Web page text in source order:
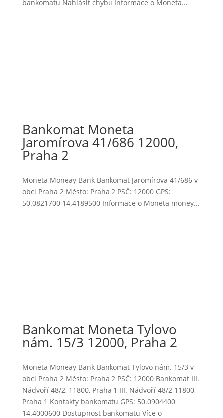
bankomatu Nahlásit chybu Informace o Moneta...
Bankomat Moneta
Jaromírova 41/686 12000,
Praha 2
Moneta Moneay Bank Bankomat Jaromírova 41/686 v
obci Praha 2 Město: Praha 2 PSČ: 12000 GPS:
50.0821700 14.4189500 Informace o Moneta money...
Bankomat Moneta Tylovo
nám. 15/3 12000, Praha 2
Moneta Moneay Bank Bankomat Tylovo nám. 15/3 v
obci Praha 2 Město: Praha 2 PSČ: 12000 Bankomat III.
Nádvoří 48/2, 11800, Praha 1 III. Nádvoří 48/2 11800,
Praha 1 Kontakty bankomatu GPS: 50.0904400
14.4000600 Dostupnost bankomatu Více o